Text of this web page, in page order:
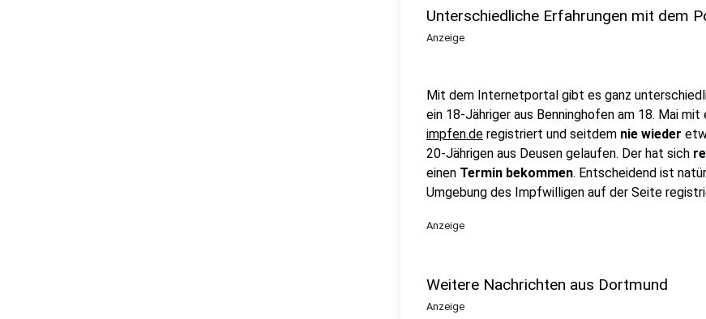
Unterschiedliche Erfahrungen mit dem
Anzeige
Mit dem Internetportal gibt es ganz
ein 18-Jähriger aus Benninghofen am 18. Mai
impfen.de registriert und seitdem nie wieder
20-Jährigen aus Deusen gelaufen. Der hat sich
einen Termin bekommen. Entscheidend ist
Umgebung des Impfwilligen auf der Seite
Anzeige
Weitere Nachrichten aus Dortmund
Anzeige